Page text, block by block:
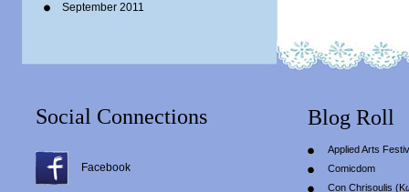
September 2011
Social Connections
Facebook
Blog Roll
Applied Arts
Comicdom
Con Chrisoulis